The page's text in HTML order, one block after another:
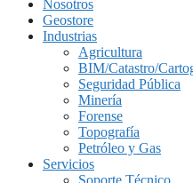
Nosotros
Geostore
Industrias
Agricultura
BIM/Catastro/
Seguridad Pública
Minería
Forense
Topografía
Petróleo y Gas
Servicios
Soporte Técnico